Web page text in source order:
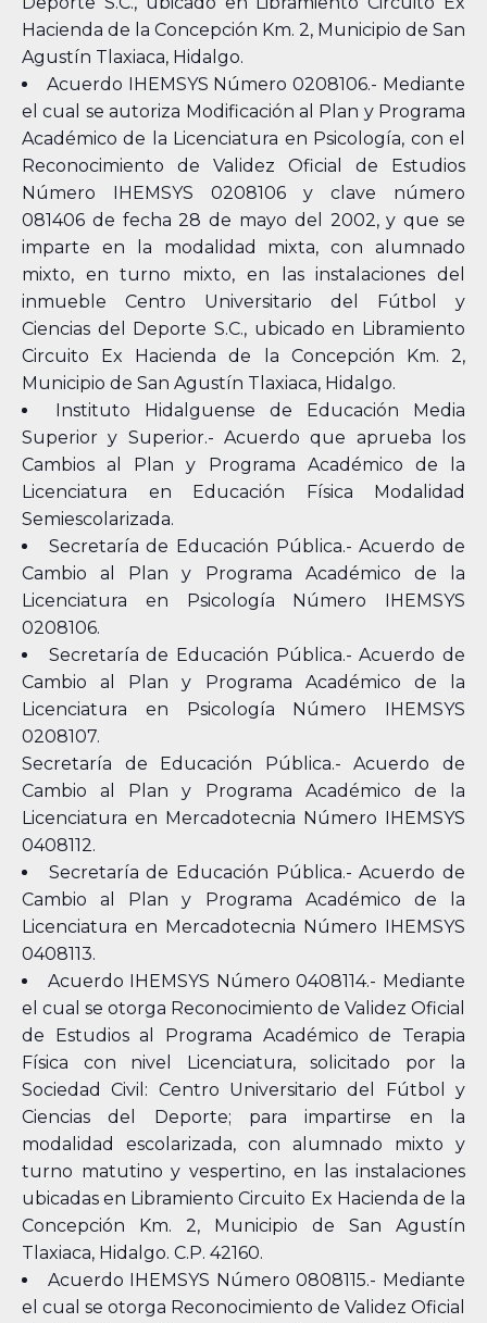
Hacienda de la Concepción Km. 2, Municipio de San
Agustín Tlaxiaca, Hidalgo.
Acuerdo IHEMSYS Número 0208106.- Mediante
el cual se autoriza Modificación al Plan y Programa
Académico de la Licenciatura en Psicología, con el
Reconocimiento de Validez Oficial de Estudios
Número IHEMSYS 0208106 y clave número
081406 de fecha 28 de mayo del 2002, y que se
imparte en la modalidad mixta, con alumnado
mixto, en turno mixto, en las instalaciones del
inmueble Centro Universitario del Fútbol y
Ciencias del Deporte S.C., ubicado en Libramiento
Circuito Ex Hacienda de la Concepción Km. 2,
Municipio de San Agustín Tlaxiaca, Hidalgo.
Instituto Hidalguense de Educación Media
Superior y Superior.- Acuerdo que aprueba los
Cambios al Plan y Programa Académico de la
Licenciatura en Educación Física Modalidad
Semiescolarizada.
Secretaría de Educación Pública.- Acuerdo de
Cambio al Plan y Programa Académico de la
Licenciatura en Psicología Número IHEMSYS
0208106.
Secretaría de Educación Pública.- Acuerdo de
Cambio al Plan y Programa Académico de la
Licenciatura en Psicología Número IHEMSYS
0208107.
Secretaría de Educación Pública.- Acuerdo de
Cambio al Plan y Programa Académico de la
Licenciatura en Mercadotecnia Número IHEMSYS
0408112.
Secretaría de Educación Pública.- Acuerdo de
Cambio al Plan y Programa Académico de la
Licenciatura en Mercadotecnia Número IHEMSYS
0408113.
Acuerdo IHEMSYS Número 0408114.- Mediante
el cual se otorga Reconocimiento de Validez Oficial
de Estudios al Programa Académico de Terapia
Física con nivel Licenciatura, solicitado por la
Sociedad Civil: Centro Universitario del Fútbol y
Ciencias del Deporte; para impartirse en la
modalidad escolarizada, con alumnado mixto y
turno matutino y vespertino, en las instalaciones
ubicadas en Libramiento Circuito Ex Hacienda de la
Concepción Km. 2, Municipio de San Agustín
Tlaxiaca, Hidalgo. C.P. 42160.
Acuerdo IHEMSYS Número 0808115.- Mediante
el cual se otorga Reconocimiento de Validez Oficial